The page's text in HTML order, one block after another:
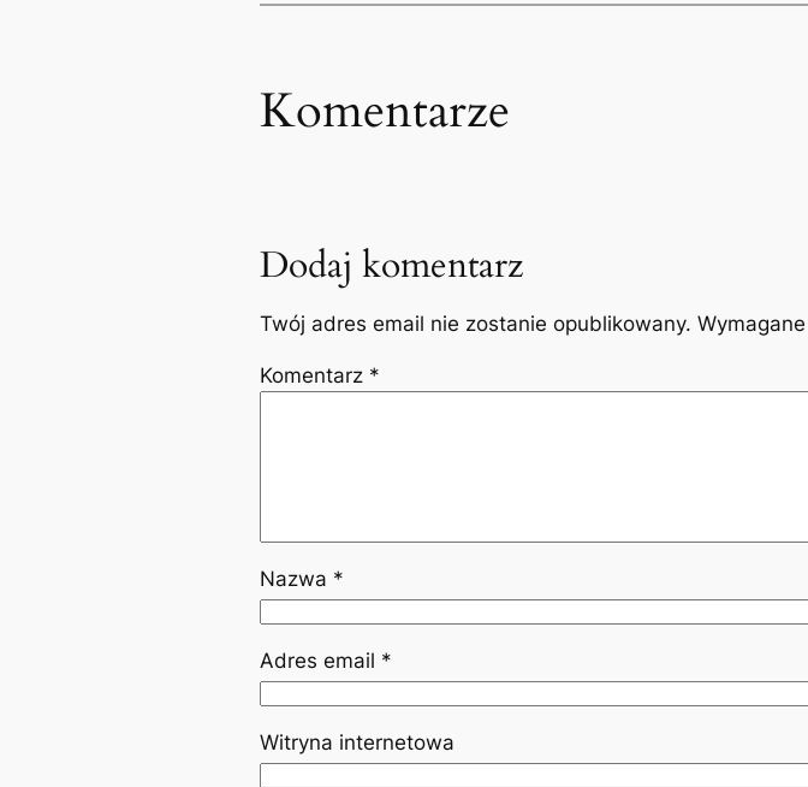
Komentarze
Dodaj komentarz
Twój adres email nie zostanie opublikowany.
Komentarz *
Nazwa *
Adres email *
Witryna internetowa